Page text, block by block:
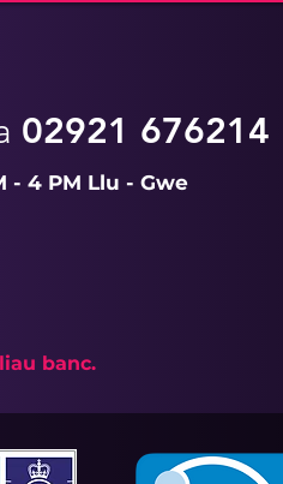
02921 676214
- 4 PM Llu - Gwe
banc.